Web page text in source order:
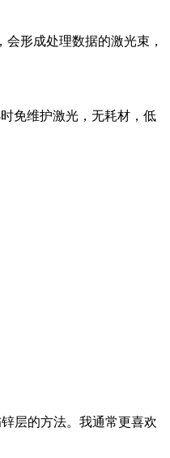
形成处理数据的激光束，
免维护激光，无耗材，低
层的方法。我通常更喜欢